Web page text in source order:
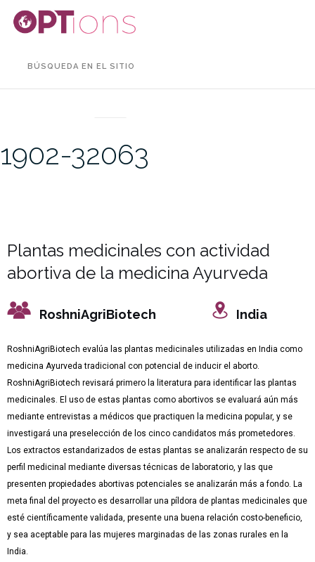
BÚSQUEDA EN EL SITIO
1902-32063
Plantas medicinales con actividad
abortiva de la medicina Ayurveda
RoshniAgriBiotech India
RoshniAgriBiotech evalúa las plantas medicinales utilizadas en India como
medicina Ayurveda tradicional con potencial de inducir el aborto.
RoshniAgriBiotech revisará primero la literatura para identificar las plantas
medicinales. El uso de estas plantas como abortivos se evaluará aún más
mediante entrevistas a médicos que practiquen la medicina popular, y se
investigará una preselección de los cinco candidatos más prometedores.
Los extractos estandarizados de estas plantas se analizarán respecto de su
perfil medicinal mediante diversas técnicas de laboratorio, y las que
presenten propiedades abortivas potenciales se analizarán más a fondo. La
meta final del proyecto es desarrollar una píldora de plantas medicinales que
esté científicamente validada, presente una buena relación costo-beneficio,
y sea aceptable para las mujeres marginadas de las zonas rurales en la
India.